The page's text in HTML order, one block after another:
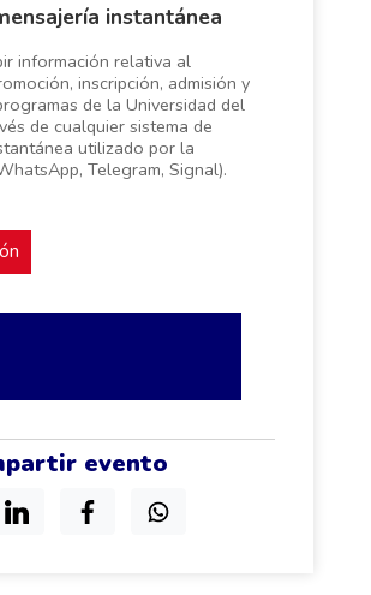
instantánea
información relativa al
inscripción, admisión y
de la Universidad del
de cualquier sistema de
utilizado por la
Telegram, Signal).
evento